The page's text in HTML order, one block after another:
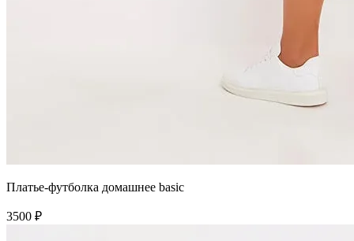
Платье-футболка домашнее basic
3500 ₽